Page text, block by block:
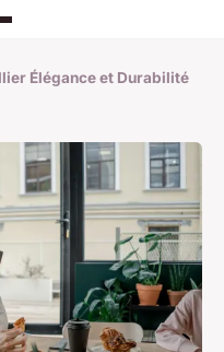
Élégance et Durabilité